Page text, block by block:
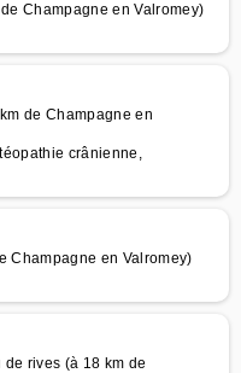
Champagne en Valromey)
de Champagne en
crânienne,
Champagne en Valromey)
rives (à 18 km de